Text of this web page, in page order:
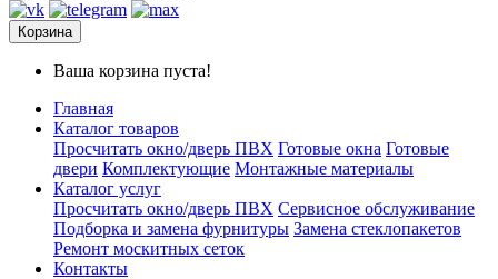
Корзина
Ваша корзина пуста!
Главная
Каталог товаров
Просчитать окно/дверь ПВХ Готовые окна Готовые
двери Комплектующие Монтажные материалы
Каталог услуг
Просчитать окно/дверь ПВХ Сервисное обслуживание
Подборка и замена фурнитуры Замена стеклопакетов
Ремонт москитных сеток
Контакты